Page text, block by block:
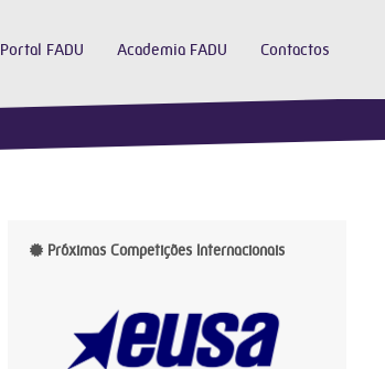
Portal FADU Academia FADU Contactos
Próximas Competições Internacionais